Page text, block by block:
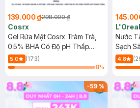
139.000 ₫298.000 ₫
Cosrx
Gel Rửa Mặt Cosrx Tràm Trà,
0.5% BHA Có Độ pH Thấp
150ml
5.0
(173)
8%
L'Oreal
Nước
Sạch
4.8
-59%